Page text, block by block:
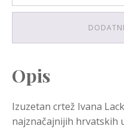
Opis
Izuzetan crtež Ivana
najznačajnijih hrvatskih